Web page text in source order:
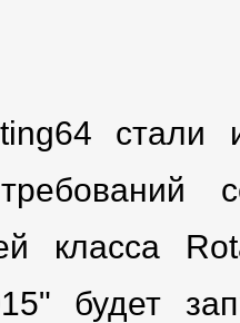
стали
класса
будет